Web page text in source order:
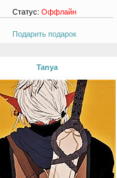
Статус:Оффлайн
Подарить подарок
Tanya